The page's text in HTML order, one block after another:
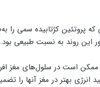
کژتابیده سمی را
این روند به‌ نسبت طبیعی بود.
است در سلول‌های مغز
انرژی بهتر در مغز آنها را